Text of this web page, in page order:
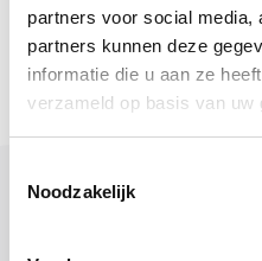
partners voor social media,
partners kunnen deze
informatie die u aan ze
verzameld op basis van
Noodzakelijk